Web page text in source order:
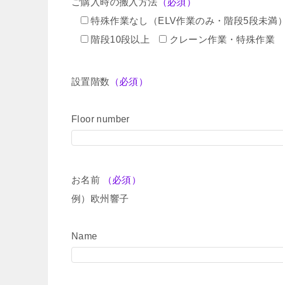
特殊作業なし（ELV作業のみ・階段5段未満）
階段10段以上
クレーン作業・特殊作業
設置階数 （必須）
Floor number
お名前
（必須）
例）欧州響子
Name